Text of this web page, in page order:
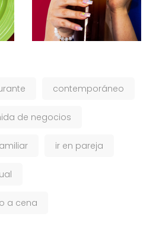
contemporáneo
de negocios
ir en pareja
a cena